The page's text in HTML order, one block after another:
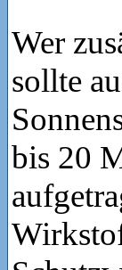
Wer
sollte
bis 20